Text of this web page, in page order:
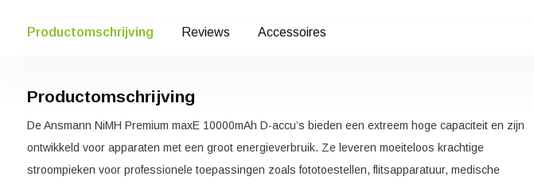
Productomschrijving Reviews Accessoires
Productomschrijving
De Ansmann NiMH Premium maxE 10000mAh D-accu’s bieden een extreem hoge capaciteit en zijn
ontwikkeld voor apparaten met een groot energieverbruik. Ze leveren moeiteloos krachtige
stroompieken voor professionele toepassingen zoals fototoestellen, flitsapparatuur, medische